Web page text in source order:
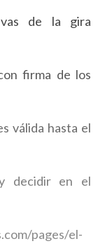
de la gira
firma de los
válida hasta el
decidir en el
pages/el-